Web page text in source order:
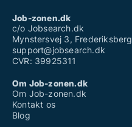
Job-zonen.dk
c/o Jobsearch.dk
Mynstersvej 3, Frederiksberg
support@jobsearch.dk
CVR: 39925311
Om Job-zonen.dk
Om Job-zonen.dk
Kontakt os
Blog